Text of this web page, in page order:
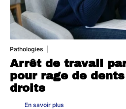
Pathologies
Arrêt de travail
pour rage de
droits
En savoir plus